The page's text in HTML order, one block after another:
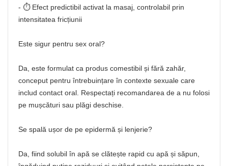
- ⏱️ Efect predictibil activat la masaj, controlabil prin
intensitatea fricțiunii
Este sigur pentru sex oral?
Da, este formulat ca produs comestibil și fără zahăr,
conceput pentru întrebuințare în contexte sexuale care
includ contact oral. Respectați recomandarea de a nu folosi
pe mușcături sau plăgi deschise.
Se spală ușor de pe epidermă și lenjerie?
Da, fiind solubil în apă se clătește rapid cu apă și săpun,